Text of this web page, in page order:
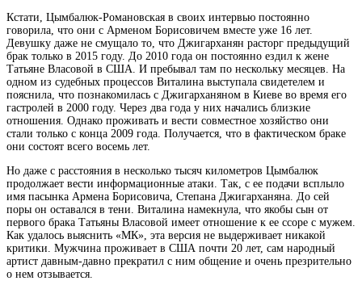
Кстати, Цымбалюк-Романовская в своих интервью постоянно
говорила, что они с Арменом Борисовичем вместе уже 16 лет.
Девушку даже не смущало то, что Джигарханян расторг предыдущий
брак только в 2015 году. До 2010 года он постоянно ездил к жене
Татьяне Власовой в США. И пребывал там по нескольку месяцев. На
одном из судебных процессов Виталина выступала свидетелем и
пояснила, что познакомилась с Джигарханяном в Киеве во время его
гастролей в 2000 году. Через два года у них начались близкие
отношения. Однако проживать и вести совместное хозяйство они
стали только с конца 2009 года. Получается, что в фактическом браке
они состоят всего восемь лет.
Но даже с расстояния в несколько тысяч километров Цымбалюк
продолжает вести информационные атаки. Так, с ее подачи всплыло
имя пасынка Армена Борисовича, Степана Джигарханяна. До сей
поры он оставался в тени. Виталина намекнула, что якобы сын от
первого брака Татьяны Власовой имеет отношение к ее ссоре с мужем.
Как удалось выяснить «МК», эта версия не выдерживает никакой
критики. Мужчина проживает в США почти 20 лет, сам народный
артист давным-давно прекратил с ним общение и очень презрительно
о нем отзывается.